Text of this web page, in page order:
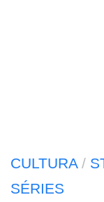
CULTURA/
SÉRIES